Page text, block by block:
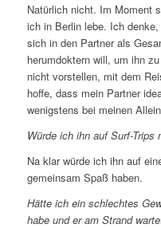
Natürlich nicht. Im Moment
ich in Berlin lebe. Ich
sich in den Partner als
herumdoktern will, um ihn
nicht vorstellen, mit dem
hoffe, dass mein Partner
wenigstens bei meinen
Würde ich ihn auf Surf-Trips
Na klar würde ich ihn auf
gemeinsam Spaß haben.
Hätte ich ein schlechtes
habe und er am Strand